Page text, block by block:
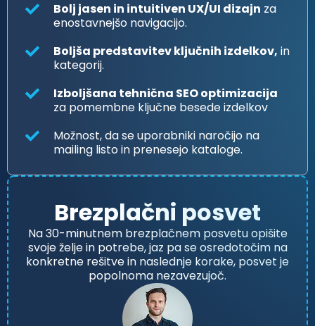
Bolj jasen in intuitiven UX/UI dizajn za
enostavnejšo navigacijo.
Boljša predstavitev ključnih izdelkov, in
kategorij.
Izboljšana tehnična SEO optimizacija
za pomembne ključne besede izdelkov
Možnost, da se uporabniki naročijo na
mailing listo in prenesejo kataloge.
Brezplačni posvet
Na 30-minutnem brezplačnem posvetu opišite
svoje želje in potrebe, jaz pa se osredotočim na
konkretne rešitve in naslednje korake, posvet je
popolnoma nezavezujoč.